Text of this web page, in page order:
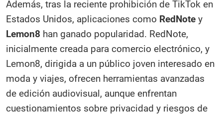
Además, tras la reciente prohibición de TikTok en
Estados Unidos, aplicaciones como RedNote y
Lemon8 han ganado popularidad. RedNote,
inicialmente creada para comercio electrónico, y
Lemon8, dirigida a un público joven interesado en
moda y viajes, ofrecen herramientas avanzadas
de edición audiovisual, aunque enfrentan
cuestionamientos sobre privacidad y riesgos de